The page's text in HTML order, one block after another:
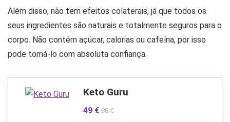
Além disso, não tem efeitos colaterais, já que todos os
seus ingredientes são naturais e totalmente seguros para o
corpo. Não contém açúcar, calorias ou cafeína, por isso
pode tomá-lo com absoluta confiança.
Keto Guru
49 € 98 €